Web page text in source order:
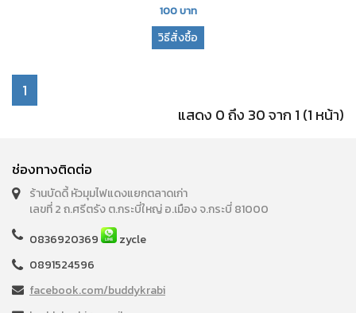
100บาท
วิธีสั่งซื้อ
1
แสดง 0 ถึง 30 จาก 1 (1 หน้า)
ช่องทางติดต่อ
ร้านบัดดี้ หัวมุมไฟแดงแยกตลาดเก่า
เลขที่ 2 ถ.ศรีตรัง ต.กระบี่ใหญ่ อ.เมือง จ.กระบี่ 81000
0836920369
zycle
0891524596
facebook.com/buddykrabi